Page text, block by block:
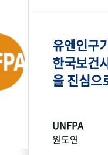
유엔인구
한국보건
을 진심으
UNFPA
원도연